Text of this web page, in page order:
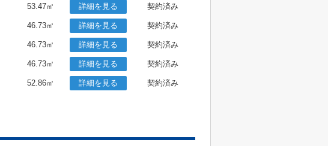
53.47㎡ 詳細を見る 契約済み
46.73㎡ 詳細を見る 契約済み
46.73㎡ 詳細を見る 契約済み
46.73㎡ 詳細を見る 契約済み
52.86㎡ 詳細を見る
契約済み